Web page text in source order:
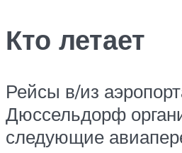
Кто летает
Рейсы в/из
Дюссельдорф
следующие